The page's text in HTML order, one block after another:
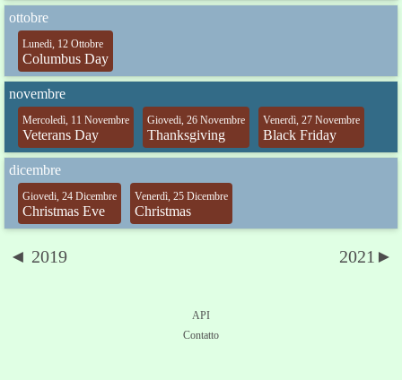
ottobre
Lunedi, 12 Ottobre
Columbus Day
novembre
Mercoledì, 11 Novembre
Veterans Day
Giovedi, 26 Novembre
Thanksgiving
Venerdì, 27 Novembre
Black Friday
dicembre
Giovedi, 24 Dicembre
Christmas Eve
Venerdì, 25 Dicembre
Christmas
◄ 2019 2021►
API
Contatto